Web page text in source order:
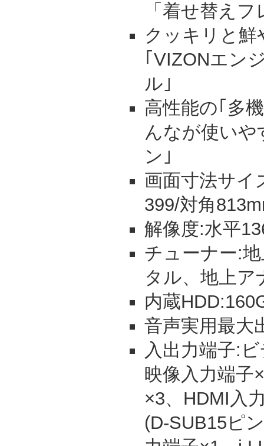
「着せ替え
クッキリと鮮
｢VIZONエン
ル｣
高性能の｢多
んなが使い
ン｣
画面寸法サイ
399/対角
解像度:水平
チューナー:
タル、地上ア
内蔵
音声実用最大
入出力端子:
映像入力端子
×3、HDMI入
(D-SUB15ピ